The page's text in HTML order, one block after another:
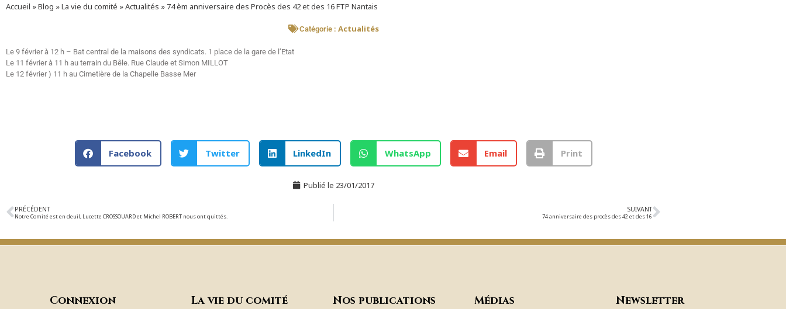
Accueil »Blog »La vie du comité »Actualités » 74 èm anniversaire des Procès des 42 et des 16 FTP Nantais
Catégorie : Actualités
Le 9 février à 12 h – Bat central de la maisons des syndicats. 1 place de la gare de l’Etat
Le 11 février à 11 h au terrain du Bêle. Rue Claude et Simon MILLOT
Le 12 février ) 11 h au Cimetière de la Chapelle Basse Mer
Facebook Twitter LinkedIn WhatsApp Email Print
Publié le 23/01/2017
PRÉCÉDENT
Notre Comité est en deuil, Lucette CROSSOUARD et Michel ROBERT nous ont quittés.
SUIVANT
74 anniversaire des procès des 42 et des 16
Connexion La vie du comité Nos publications Médias Newsletter